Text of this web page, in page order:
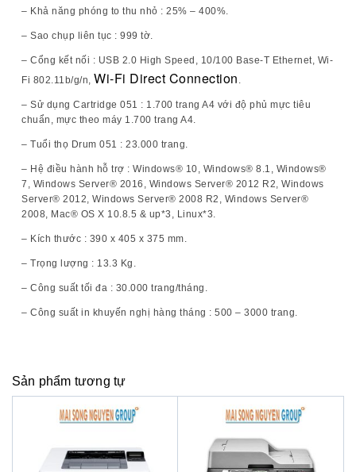
– Khả năng phóng to thu nhỏ : 25% – 400%.
– Sao chụp liên tục : 999 tờ.
– Cổng kết nối : USB 2.0 High Speed, 10/100 Base-T Ethernet, Wi-
Fi 802.11b/g/n, Wi-Fi Direct Connection
– Sử dụng Cartridge 051 : 1.700 trang A4 với độ phủ mực tiêu
chuẩn, mực theo máy 1.700 trang A4.
– Tuổi thọ Drum 051 : 23.000 trang.
– Hệ điều hành hỗ trợ : Windows® 10, Windows® 8.1, Windows®
7, Windows Server® 2016, Windows Server® 2012 R2, Windows
Server® 2012, Windows Server® 2008 R2, Windows Server®
2008, Mac® OS X 10.8.5 & up*3, Linux*3.
– Kích thước : 390 x 405 x 375 mm.
– Trọng lượng : 13.3 Kg.
– Công suất tối đa : 30.000 trang/tháng.
– Công suất in khuyến nghị hàng tháng : 500 – 3000 trang.
Sản phẩm tương tự